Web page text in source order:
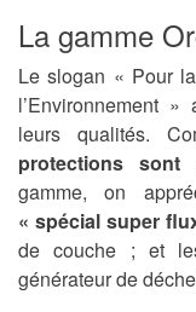
La gamme
Le slogan « Pour
l’Environnement
leurs qualités.
protections sont
gamme, on
« spécial super
de couche ; et
générateur de